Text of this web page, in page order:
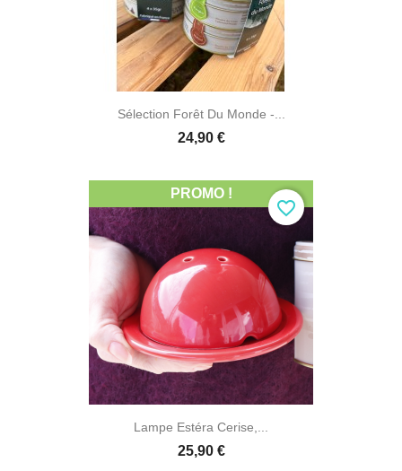
Sélection Forêt Du Monde -...
24,90 €
Lampe Estéra Cerise,...
25,90 €
PROMO !
favorite_border